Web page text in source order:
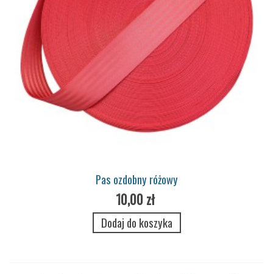
Pas ozdobny różowy
10,00 zł
Dodaj do koszyka